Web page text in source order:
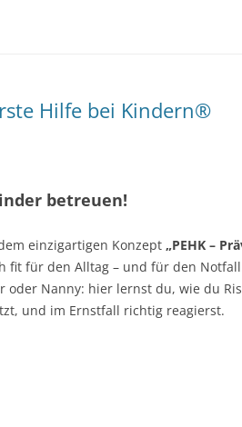
Hilfe bei Kindern®
betreuen!
einzigartigen Konzept „PEHK –
fit für den Alltag – und für den
oder Nanny: hier lernst du, wie du
und im Ernstfall richtig reagierst.